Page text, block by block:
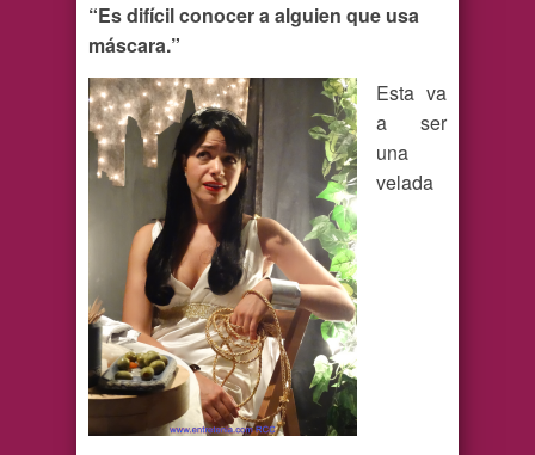
“Es difícil conocer a alguien que usa
máscara.”
Esta va
a ser
una
velada